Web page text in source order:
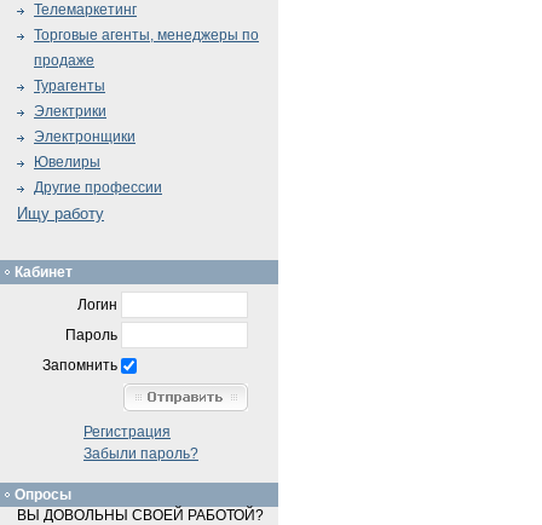
Телемаркетинг
Торговые агенты, менеджеры по
продаже
Турагенты
Электрики
Электронщики
Ювелиры
Другие профессии
Ищу работу
Кабинет
Логин
Пароль
Запомнить
Регистрация
Забыли пароль?
Опросы
ВЫ ДОВОЛЬНЫ СВОЕЙ РАБОТОЙ?